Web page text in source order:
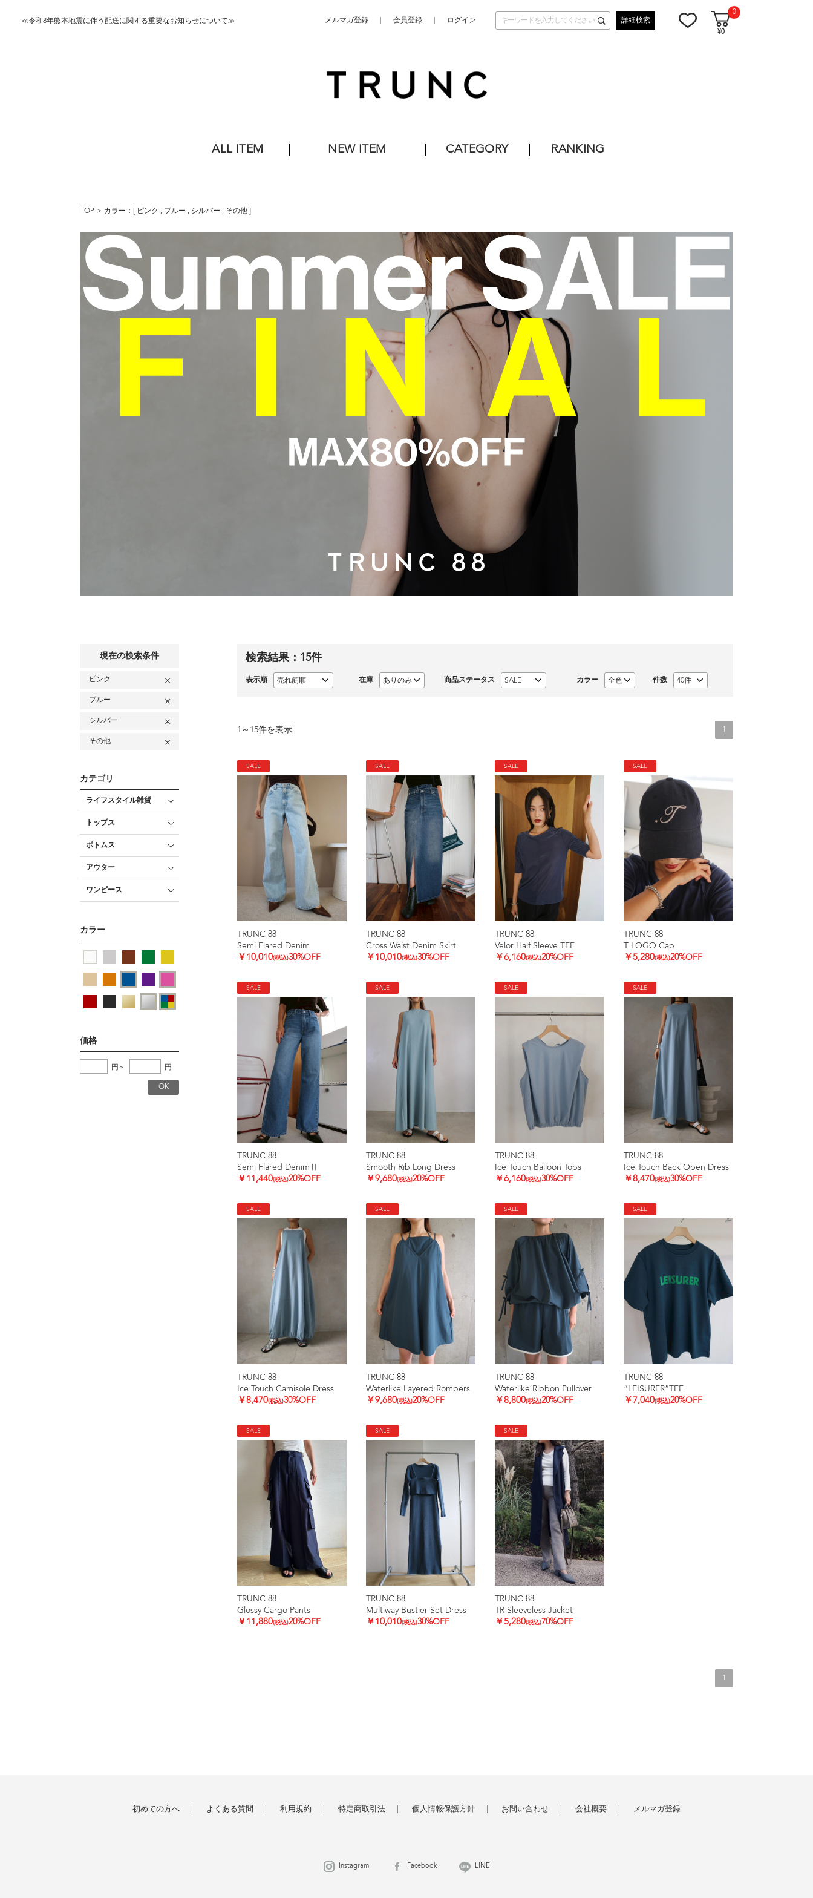
≪令和8年熊本地震に伴う配送に関する重要なお知らせについて≫ メルマガ登録 会員登録 ログイン 詳細検索
0
¥0
ALL ITEM NEW ITEM CATEGORY RANKING
TOP カラー：[ ピンク , ブルー , シルバー , その他
現在の検索条件
ピンク
ブルー
シルバー
その他
カテゴリ
ライフスタイル雑貨
トップス
ボトムス
アウター
ワンピース
カラー
価格
円 ~ 円
検索結果： 15件
表示順 在庫 商品ステータス カラー 件数
1 ～ 15件を表示 1
SALE
TRUNC 88
Semi Flared Denim
￥10,010(税込)30%OFF
SALE
TRUNC 88
Cross Waist Denim Skirt
￥10,010(税込)30%OFF
SALE
TRUNC 88
Velor Half Sleeve TEE
￥6,160(税込)20%OFF
SALE
TRUNC 88
T LOGO Cap
￥5,280(税込)20%OFF
SALE
TRUNC 88
Semi Flared DenimⅡ
￥11,440(税込)20%OFF
SALE
TRUNC 88
Smooth Rib Long Dress
￥9,680(税込)20%OFF
SALE
TRUNC 88
Ice Touch Balloon Tops
￥6,160(税込)30%OFF
SALE
TRUNC 88
Ice Touch Back Open Dress
￥8,470(税込)30%OFF
SALE
TRUNC 88
Ice Touch Camisole Dress
￥8,470(税込)30%OFF
SALE
TRUNC 88
Waterlike Layered Rompers
￥9,680(税込)20%OFF
SALE
TRUNC 88
Waterlike Ribbon Pullover
￥8,800(税込)20%OFF
SALE
TRUNC 88
”LEISURER”TEE
￥7,040(税込)20%OFF
SALE
TRUNC 88
Glossy Cargo Pants
￥11,880(税込)20%OFF
SALE
TRUNC 88
Multiway Bustier Set Dress
￥10,010(税込)30%OFF
SALE
TRUNC 88
TR Sleeveless Jacket
￥5,280(税込)70%OFF
1
初めての方へ よくある質問 利用規約 特定商取引法 個人情報保護方針 お問い合わせ 会社概要 メルマガ登録
Instagram Facebook LINE